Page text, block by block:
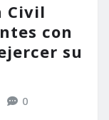
Civil
con
su
0